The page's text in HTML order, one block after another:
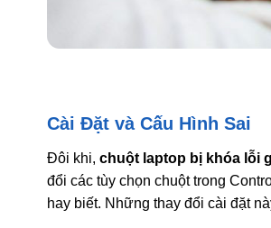
Cài Đặt và Cấu Hình Sai
Đôi khi, chuột laptop bị khóa lỗi
đổi các tùy chọn chuột trong
hay biết. Những thay đổi cài đặt